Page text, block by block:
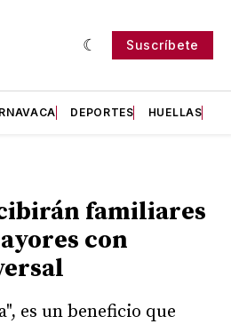
Suscríbete
DEPORTES HUELLAS
familiares
con
es un beneficio que